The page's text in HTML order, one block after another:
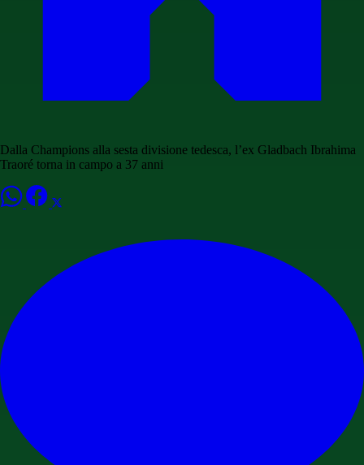
Dalla Champions alla sesta divisione tedesca, l’ex Gladbach Ibrahima
Traoré torna in campo a 37 anni